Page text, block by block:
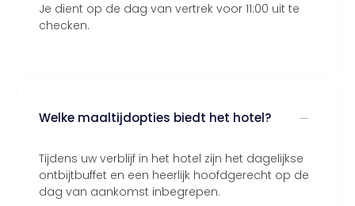
Je dient op de dag van vertrek voor 11:00 uit te
checken.
Welke maaltijdopties biedt het hotel?
Tijdens uw verblijf in het hotel zijn het dagelijkse
ontbijtbuffet en een heerlijk hoofdgerecht op de
dag van aankomst inbegrepen.